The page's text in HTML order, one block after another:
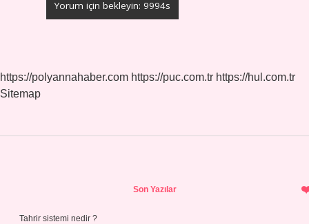
https://polyannahaber.com https://puc.com.tr https://hul.com.tr
Sitemap
Son Yazılar
Tahrir sistemi nedir ?